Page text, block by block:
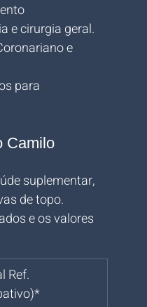
e cirurgia geral.
e
para
Camilo
suplementar,
de topo.
e os valores
Ref.